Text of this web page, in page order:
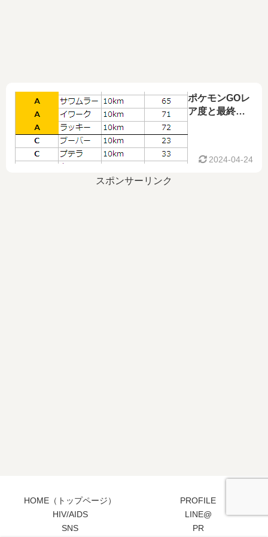
ポケモンGOレ
ア度と最終進
2024-04-24
スポンサーリンク
HOME（トップページ）
PROFILE
HIV/AIDS
LINE@
SNS
PR